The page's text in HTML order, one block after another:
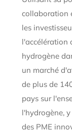
collaboration
les
l'accélération
hydrogène
un marché
de plus de
pays sur
l'hydrogène,
des PME